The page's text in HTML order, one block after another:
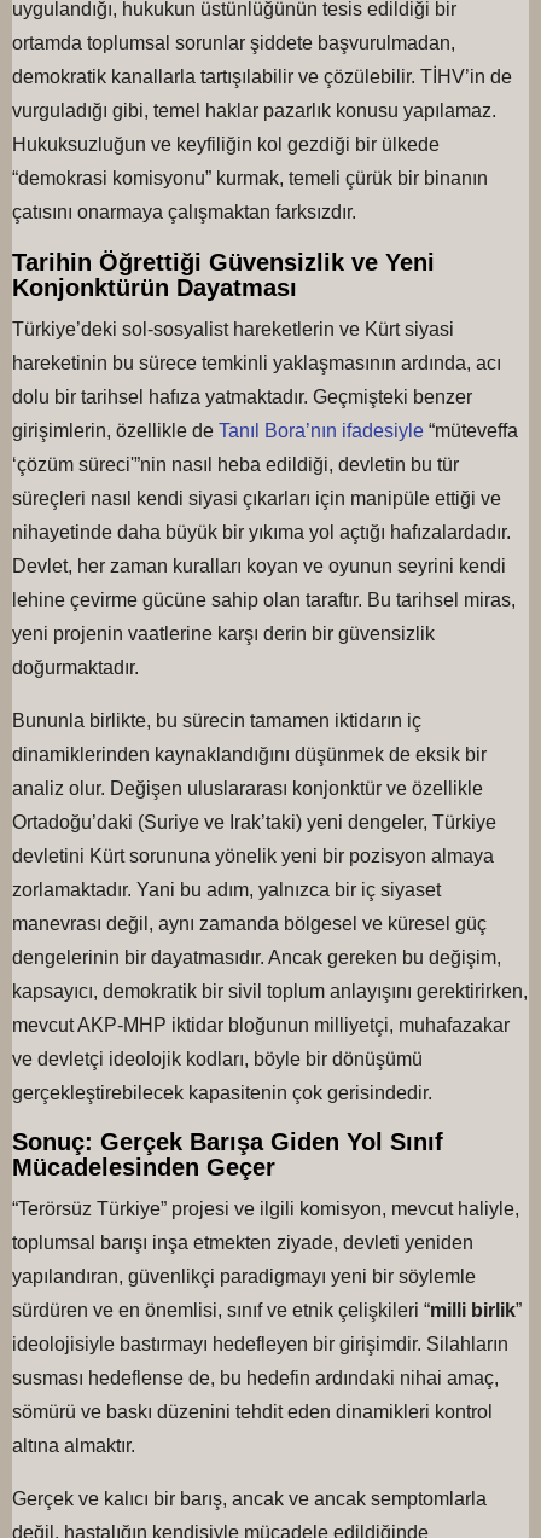
uygulandığı, hukukun üstünlüğünün tesis edildiği bir
ortamda toplumsal sorunlar şiddete başvurulmadan,
demokratik kanallarla tartışılabilir ve çözülebilir. TİHV’in de
vurguladığı gibi, temel haklar pazarlık konusu yapılamaz.
Hukuksuzluğun ve keyfiliğin kol gezdiği bir ülkede
“demokrasi komisyonu” kurmak, temeli çürük bir binanın
çatısını onarmaya çalışmaktan farksızdır.
Tarihin Öğrettiği Güvensizlik ve Yeni
Konjonktürün Dayatması
Türkiye’deki sol-sosyalist hareketlerin ve Kürt siyasi
hareketinin bu sürece temkinli yaklaşmasının ardında, acı
dolu bir tarihsel hafıza yatmaktadır. Geçmişteki benzer
girişimlerin, özellikle de Tanıl Bora’nın ifadesiyle “müteveffa
‘çözüm süreci'”nin nasıl heba edildiği, devletin bu tür
süreçleri nasıl kendi siyasi çıkarları için manipüle ettiği ve
nihayetinde daha büyük bir yıkıma yol açtığı hafızalardadır.
Devlet, her zaman kuralları koyan ve oyunun seyrini kendi
lehine çevirme gücüne sahip olan taraftır. Bu tarihsel miras,
yeni projenin vaatlerine karşı derin bir güvensizlik
doğurmaktadır.
Bununla birlikte, bu sürecin tamamen iktidarın iç
dinamiklerinden kaynaklandığını düşünmek de eksik bir
analiz olur. Değişen uluslararası konjonktür ve özellikle
Ortadoğu’daki (Suriye ve Irak’taki) yeni dengeler, Türkiye
devletini Kürt sorununa yönelik yeni bir pozisyon almaya
zorlamaktadır. Yani bu adım, yalnızca bir iç siyaset
manevrası değil, aynı zamanda bölgesel ve küresel güç
dengelerinin bir dayatmasıdır. Ancak gereken bu değişim,
kapsayıcı, demokratik bir sivil toplum anlayışını gerektirirken,
mevcut AKP-MHP iktidar bloğunun milliyetçi, muhafazakar
ve devletçi ideolojik kodları, böyle bir dönüşümü
gerçekleştirebilecek kapasitenin çok gerisindedir.
Sonuç: Gerçek Barışa Giden Yol Sınıf
Mücadelesinden Geçer
“Terörsüz Türkiye” projesi ve ilgili komisyon, mevcut haliyle,
toplumsal barışı inşa etmekten ziyade, devleti yeniden
yapılandıran, güvenlikçi paradigmayı yeni bir söylemle
sürdüren ve en önemlisi, sınıf ve etnik çelişkileri “milli birlik”
ideolojisiyle bastırmayı hedefleyen bir girişimdir. Silahların
susması hedeflense de, bu hedefin ardındaki nihai amaç,
sömürü ve baskı düzenini tehdit eden dinamikleri kontrol
altına almaktır.
Gerçek ve kalıcı bir barış, ancak ve ancak semptomlarla
değil, hastalığın kendisiyle mücadele edildiğinde